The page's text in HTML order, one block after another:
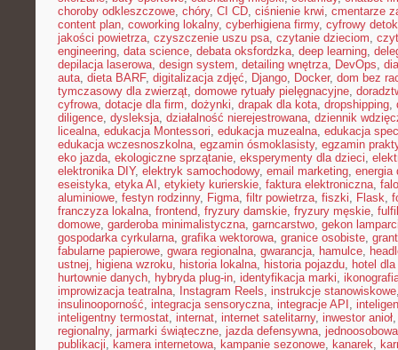
choroby odkleszczowe, chóry, CI CD, ciśnienie krwi, cmentarze
content plan, coworking lokalny, cyberhigiena firmy, cyfrowy
jakości powietrza, czyszczenie uszu psa, czytanie dzieciom,
engineering, data science, debata oksfordzka, deep learning,
depilacja laserowa, design system, detailing wnętrza, DevOps,
auta, dieta BARF, digitalizacja zdjęć, Django, Docker, dom bez
tymczasowy dla zwierząt, domowe rytuały pielęgnacyjne,
cyfrowa, dotacje dla firm, dożynki, drapak dla kota, dropshipping,
diligence, dysleksja, działalność nierejestrowana, dziennik
licealna, edukacja Montessori, edukacja muzealna, edukacja
edukacja wczesnoszkolna, egzamin ósmoklasisty, egzamin
eko jazda, ekologiczne sprzątanie, eksperymenty dla dzieci,
elektronika DIY, elektryk samochodowy, email marketing, energia
eseistyka, etyka AI , etykiety kurierskie, faktura elektroniczna,
aluminiowe, festyn rodzinny, Figma, filtr powietrza, fiszki, Flask,
franczyza lokalna, frontend, fryzury damskie, fryzury męskie,
domowe, garderoba minimalistyczna, garncarstwo, gekon
gospodarka cyrkularna, grafika wektorowa, granice osobiste,
fabularne papierowe, gwara regionalna, gwarancja, hamulce,
ustnej, higiena wzroku, historia lokalna, historia pojazdu, hotel
hurtownie danych, hybryda plug-in, identyfikacja marki,
improwizacja teatralna, Instagram Reels, instrukcje stanowiskowe
insulinooporność, integracja sensoryczna, integracje API ,
inteligentny termostat, internat, internet satelitarny, inwestor anioł
regionalny, jarmarki świąteczne, jazda defensywna,
publikacji, kamera internetowa, kampanie sezonowe, kanarek,